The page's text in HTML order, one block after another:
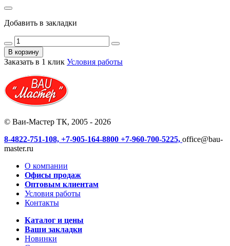
Добавить в закладки
В корзину
Заказать в 1 клик Условия работы
© Ваи-Мастер ТК, 2005 - 2026
8-4822-751-108, +7-905-164-8800 +7-960-700-5225, office@bau-
master.ru
О компании
Офисы продаж
Оптовым клиентам
Условия работы
Контакты
Каталог и цены
Ваши закладки
Новинки